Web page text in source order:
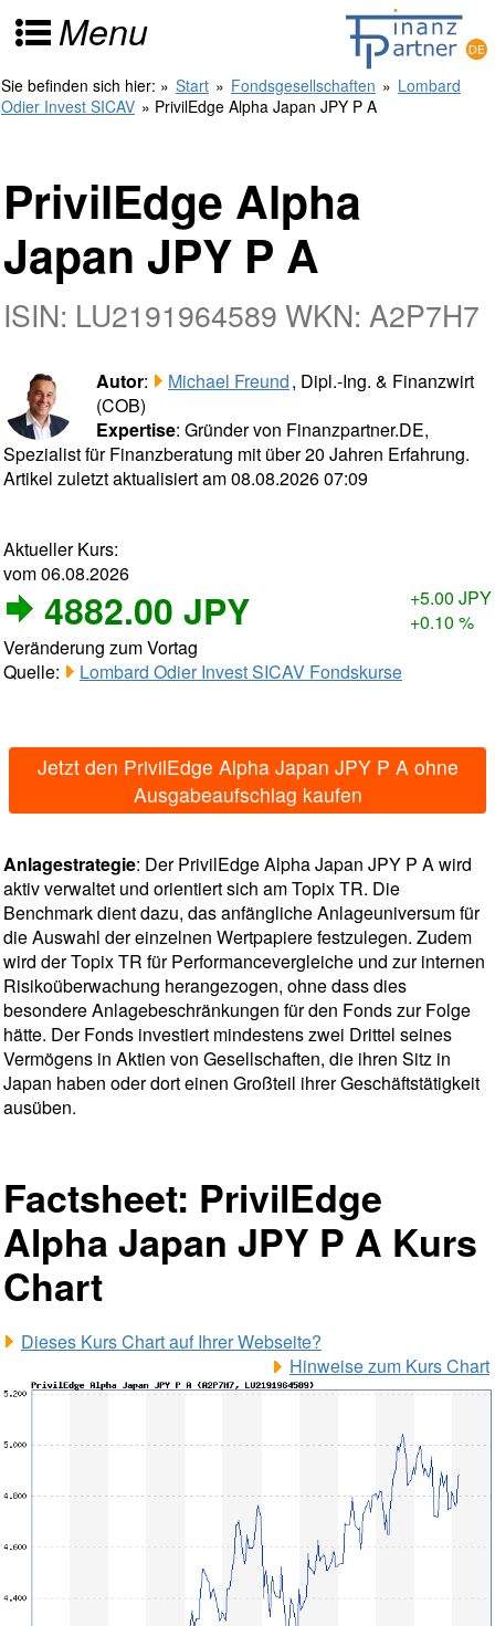
Menu
Sie befinden sich hier: » Start » Fondsgesellschaften » Lombard
Odier Invest SICAV » PrivilEdge Alpha Japan JPY P A
PrivilEdge Alpha
Japan JPY P A
ISIN: LU2191964589 WKN: A2P7H7
Autor: Michael Freund, Dipl.-Ing. & Finanzwirt
(COB)
Expertise: Gründer von Finanzpartner.DE,
Spezialist für Finanzberatung mit über 20 Jahren Erfahrung.
Artikel zuletzt aktualisiert am 08.08.2026 07:09
Aktueller Kurs:
vom 06.08.2026
4882.00 JPY
+5.00 JPY
+0.10 %
Veränderung zum Vortag
Quelle:
Lombard Odier Invest SICAV Fondskurse
Jetzt den PrivilEdge Alpha Japan JPY P A ohne
Ausgabeaufschlag kaufen
Anlagestrategie: Der PrivilEdge Alpha Japan JPY P A wird
aktiv verwaltet und orientiert sich am Topix TR. Die
Benchmark dient dazu, das anfängliche Anlageuniversum für
die Auswahl der einzelnen Wertpapiere festzulegen. Zudem
wird der Topix TR für Performancevergleiche und zur internen
Risikoüberwachung herangezogen, ohne dass dies
besondere Anlagebeschränkungen für den Fonds zur Folge
hätte. Der Fonds investiert mindestens zwei Drittel seines
Vermögens in Aktien von Gesellschaften, die ihren Sitz in
Japan haben oder dort einen Großteil ihrer Geschäftstätigkeit
ausüben.
Factsheet: PrivilEdge
Alpha Japan JPY P A Kurs
Chart
Dieses Kurs Chart auf Ihrer Webseite?
Hinweise zum Kurs Chart